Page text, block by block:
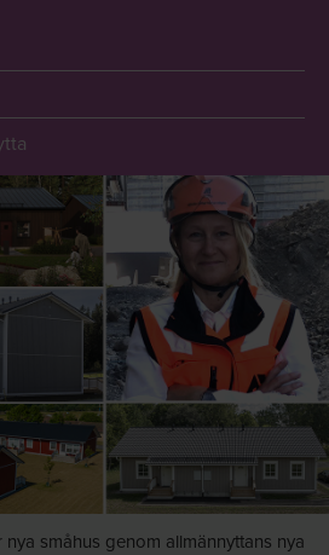
småhus genom allmännyttans nya